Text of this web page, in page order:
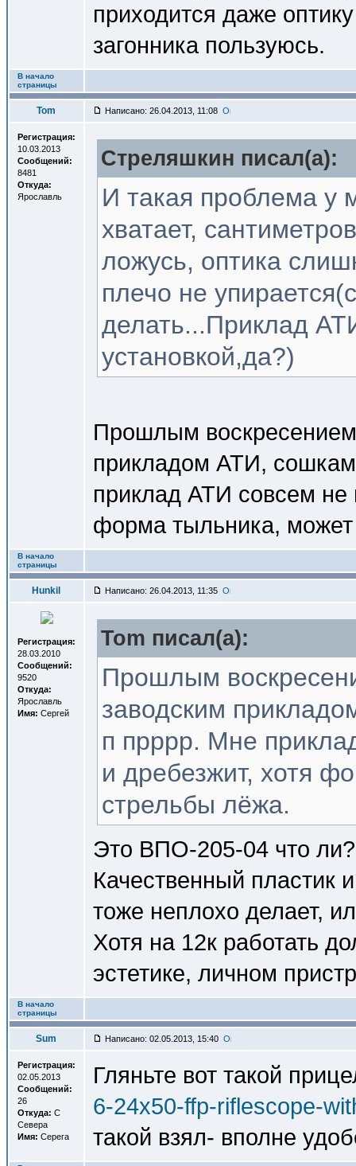
приходится даже
загонника пользуюсь.
В начало
страницы
Tom Написано: 26.04.2013, 11:08
Регистрация:
10.03.2013
Сообщений:
8481
Откуда:
Ярославль
Стреляшкин писал(a):
И такая проблема у
хватает,
ложусь, оптика
плечо не
делать...Приклад
установкой,да?)
Прошлым
прикладом АТИ,
приклад АТИ совсем не
форма тыльника,
В начало
страницы
Hunkil Написано: 26.04.2013, 11:35
Регистрация:
28.03.2010
Сообщений:
9520
Откуда:
Ярославль
Имя: Сергей
Tom писал(a):
Прошлым
заводским
п прррр. Мне
и дребезжит, хотя
стрельбы лёжа.
Это ВПО-205-04 что
Качественный пластик
тоже неплохо делает,
Хотя на 12к работать
эстетике, личном
В начало
страницы
Sum Написано: 02.05.2013, 15:40
Регистрация:
02.05.2013
Сообщений:
26
Откуда: С
Севера
Имя: Серега
Гляньте вот такой
6-24x50-ffp-riflescope-
такой взял- вполне